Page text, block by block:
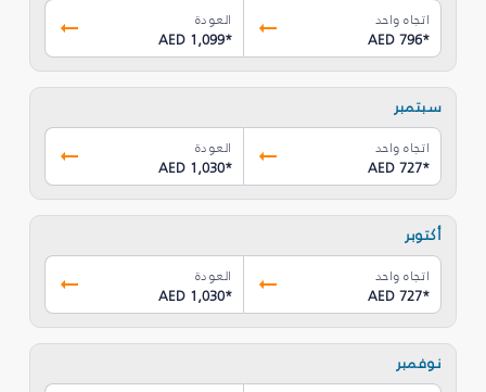
اتجاه واحد
AED 796*
العودة
AED 1,099*
سبتمبر
اتجاه واحد
AED 727*
العودة
AED 1,030*
أكتوبر
اتجاه واحد
AED 727*
العودة
AED 1,030*
نوفمبر